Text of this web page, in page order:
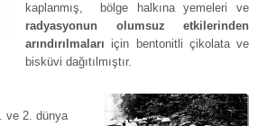
kaplanmış, bölge halkına yemeleri ve
radyasyonun olumsuz etkilerinden
arındırılmaları için bentonitli çikolata ve
bisküvi dağıtılmıştır.
ve 2. dünya